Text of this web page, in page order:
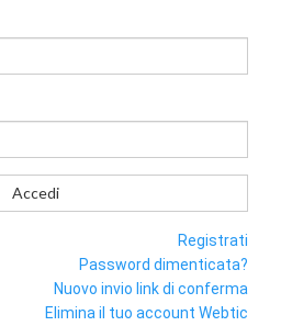
Accedi
Registrati
Password dimenticata?
Nuovo invio link di conferma
Elimina il tuo account Webtic